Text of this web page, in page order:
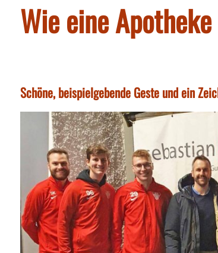
Wie eine
Schöne, beispielgebende Geste und ein